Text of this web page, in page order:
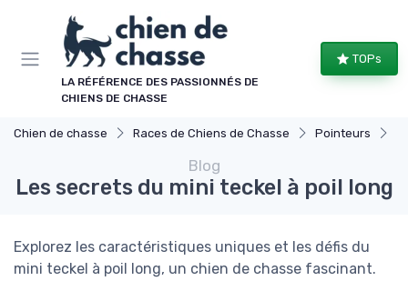
LA RÉFÉRENCE DES PASSIONNÉS DE
CHIENS DE CHASSE
TOPs
Chien de chasse Races de Chiens de Chasse Pointeurs
Blog
Les secrets du mini teckel à poil long
Explorez les caractéristiques uniques et les défis du
mini teckel à poil long, un chien de chasse fascinant.
Panneau de gestion des cookies